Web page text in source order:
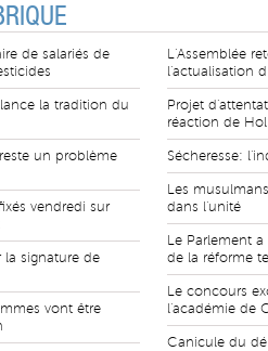
de salariés de
la tradition du
un problème
vendredi sur
la signature de
vont être
L'Assemblée
l'actualisation
Projet
réaction de
Sécheresse:
Les
dans l'unité
Le Parlement
de la réforme
Le concours
l'académie de
Canicule du